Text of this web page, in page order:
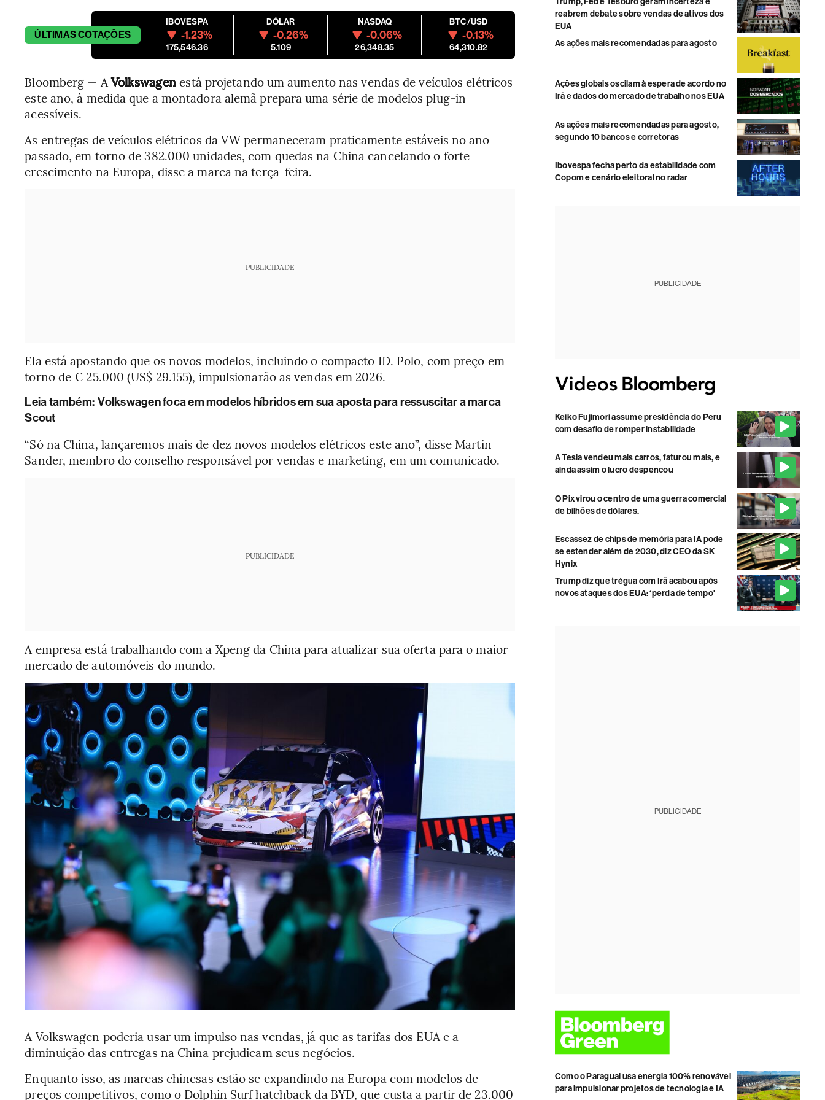
ÚLTIMASCOTAÇÕES
IBOVESPA
-1.23%
175,546.36
DÓLAR
-0.26%
5.109
NASDAQ
-0.06%
26,348.35
BTC/USD
-0.13%
64,310.82
Bloomberg — AVolkswagenestá projetando um aumento nas vendas de veículos elétricos
este ano, à medida que a montadora alemã prepara uma série de modelos plug-in
acessíveis.
As entregas de veículos elétricos da VW permaneceram praticamente estáveis no ano
passado, em torno de 382.000 unidades, com quedas na China cancelando o forte
crescimento na Europa, disse a marca na terça-feira.
PUBLICIDADE
Ela está apostando que os novos modelos, incluindo o compacto ID. Polo, com preço em
torno de € 25.000 (US$ 29.155), impulsionarão as vendas em 2026.
Leia também: Volkswagen foca em modelos híbridos em sua aposta para ressuscitar a marca
Scout
“Só na China, lançaremos mais de dez novos modelos elétricos este ano”, disse Martin
Sander, membro do conselho responsável por vendas e marketing, em um comunicado.
PUBLICIDADE
A empresa está trabalhando com a Xpeng da China para atualizar sua oferta para o maior
mercado de automóveis do mundo.
A Volkswagen poderia usar um impulso nas vendas, já que as tarifas dos EUA e a
diminuição das entregas na China prejudicam seus negócios.
Enquanto isso, as marcas chinesas estão se expandindo na Europa com modelos de
preços competitivos, como o Dolphin Surf hatchback da BYD, que custa a partir de 23.000
reabrem debate sobre vendas de ativos dos
EUA
As ações mais recomendadas para agosto
Ações globais oscilam à espera de acordo no
Irã e dados do mercado de trabalho nos EUA
As ações mais recomendadas para agosto,
segundo 10 bancos e corretoras
Ibovespa fecha perto da estabilidade com
Copom e cenário eleitoral no radar
PUBLICIDADE
Keiko Fujimori assume presidência do Peru
com desafio de romper instabilidade
A Tesla vendeu mais carros, faturou mais, e
ainda assim o lucro despencou
O Pix virou o centro de uma guerra comercial
de bilhões de dólares.
Escassez de chips de memória para IA pode
se estender além de 2030, diz CEO da SK
Hynix
Trump diz que trégua com Irã acabou após
novos ataques dos EUA: ‘perda de tempo'
PUBLICIDADE
Como o Paraguai usa energia 100% renovável
para impulsionar projetos de tecnologia e IA